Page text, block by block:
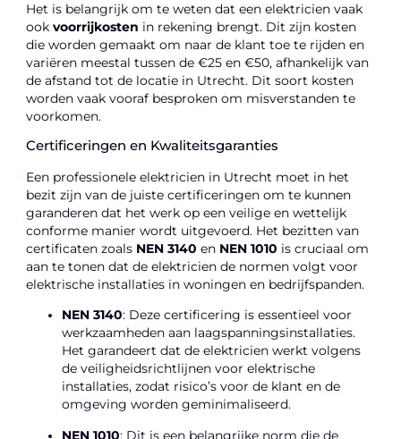
Het is belangrijk om te weten dat een elektricien vaak
ookvoorrijkosten in rekening brengt. Dit zijn kosten
die worden gemaakt om naar de klant toe te rijden en
variëren meestal tussen de €25 en €50, afhankelijk van
de afstand tot de locatie in Utrecht. Dit soort kosten
worden vaak vooraf besproken om misverstanden te
voorkomen.
Certificeringen en Kwaliteitsgaranties
Een professionele elektricien in Utrecht moet in het
bezit zijn van de juiste certificeringen om te kunnen
garanderen dat het werk op een veilige en wettelijk
conforme manier wordt uitgevoerd. Het bezitten van
certificaten zoals NEN 3140 en NEN 1010 is cruciaal om
aan te tonen dat de elektricien de normen volgt voor
elektrische installaties in woningen en bedrijfspanden.
NEN 3140: Deze certificering is essentieel voor
werkzaamheden aan laagspanningsinstallaties.
Het garandeert dat de elektricien werkt volgens
de veiligheidsrichtlijnen voor elektrische
installaties, zodat risico’s voor de klant en de
omgeving worden geminimaliseerd.
NEN 1010: Dit is een belangrijke norm die de